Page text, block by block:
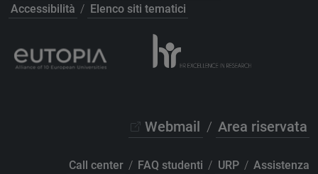
Accessibilità / Elenco siti tematici
Webmail / Area riservata
Call center / FAQ studenti / URP / Assistenza